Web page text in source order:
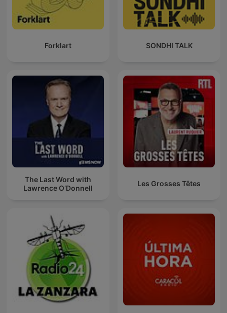
Forklart SONDHI TALK
The Last Word with
Lawrence O’Donnell
Les Grosses Têtes